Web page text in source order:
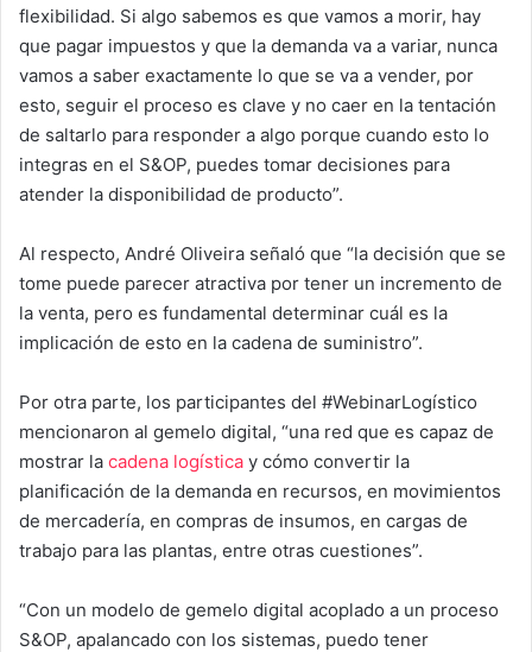
flexibilidad. Si algo sabemos es que vamos a morir, hay
que pagar impuestos y que la demanda va a variar, nunca
vamos a saber exactamente lo que se va a vender, por
esto, seguir el proceso es clave y no caer en la tentación
de saltarlo para responder a algo porque cuando esto lo
integras en el S&OP, puedes tomar decisiones para
atender la disponibilidad de producto”.
Al respecto, André Oliveira señaló que “la decisión que se
tome puede parecer atractiva por tener un incremento de
la venta, pero es fundamental determinar cuál es la
implicación de esto en la cadena de suministro”.
Por otra parte, los participantes del #WebinarLogístico
mencionaron al gemelo digital, “una red que es capaz de
mostrar la cadena logística y cómo convertir la
planificación de la demanda en recursos, en movimientos
de mercadería, en compras de insumos, en cargas de
trabajo para las plantas, entre otras cuestiones”.
“Con un modelo de gemelo digital acoplado a un proceso
S&OP, apalancado con los sistemas, puedo tener